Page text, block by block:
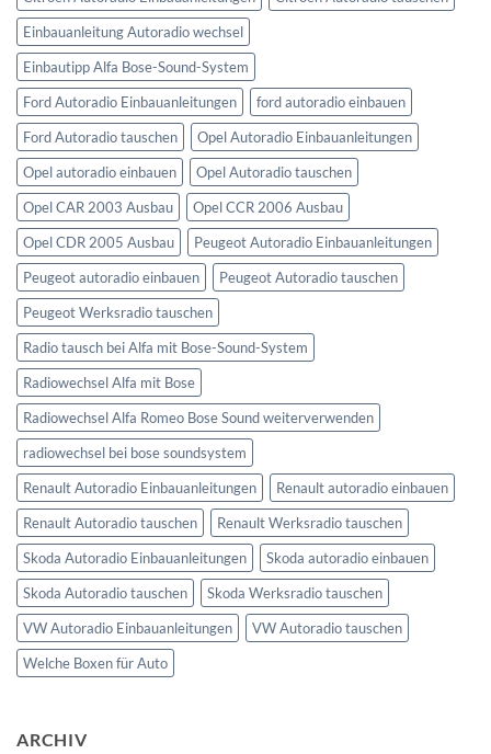
Einbauanleitung Autoradio wechsel
Einbautipp Alfa Bose-Sound-System
Ford Autoradio Einbauanleitungen
ford autoradio einbauen
Ford Autoradio tauschen
Opel Autoradio Einbauanleitungen
Opel autoradio einbauen
Opel Autoradio tauschen
Opel CAR 2003 Ausbau
Opel CCR 2006 Ausbau
Opel CDR 2005 Ausbau
Peugeot Autoradio Einbauanleitungen
Peugeot autoradio einbauen
Peugeot Autoradio tauschen
Peugeot Werksradio tauschen
Radio tausch bei Alfa mit Bose-Sound-System
Radiowechsel Alfa mit Bose
Radiowechsel Alfa Romeo Bose Sound weiterverwenden
radiowechsel bei bose soundsystem‎
Renault Autoradio Einbauanleitungen
Renault autoradio einbauen
Renault Autoradio tauschen
Renault Werksradio tauschen
Skoda Autoradio Einbauanleitungen
Skoda autoradio einbauen
Skoda Autoradio tauschen
Skoda Werksradio tauschen
VW Autoradio Einbauanleitungen
VW Autoradio tauschen
Welche Boxen für Auto
ARCHIV